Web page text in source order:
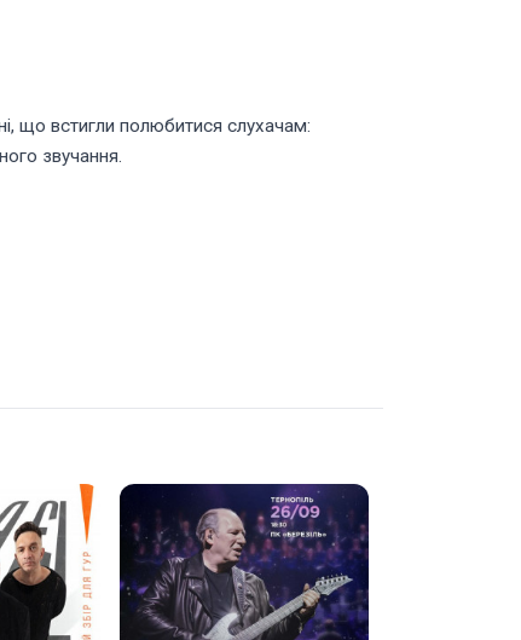
що встигли полюбитися слухачам:
звучання.